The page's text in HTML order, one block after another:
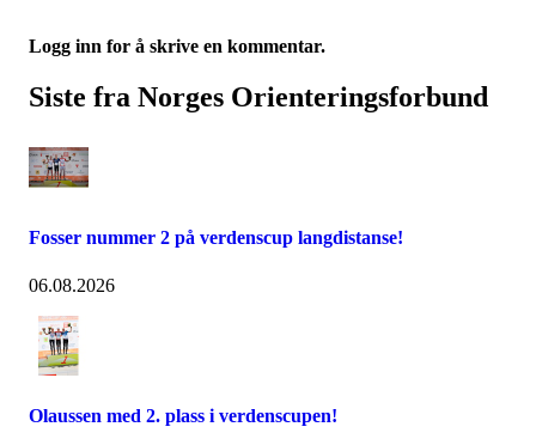
Logg inn for å skrive en kommentar.
Siste fra Norges Orienteringsforbund
Fosser nummer 2 på verdenscup langdistanse!
06.08.2026
Olaussen med 2. plass i verdenscupen!